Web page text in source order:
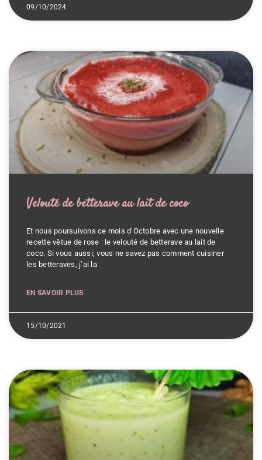
09/10/2024
Velouté de betterave au lait de coco
Et nous poursuivons ce mois d’Octobre avec une nouvelle
recette vêtue de rose : le velouté de betterave au lait de
coco. Si vous aussi, vous ne savez pas comment cuisiner
les betteraves, j’ai la
EN SAVOIR PLUS
15/10/2021